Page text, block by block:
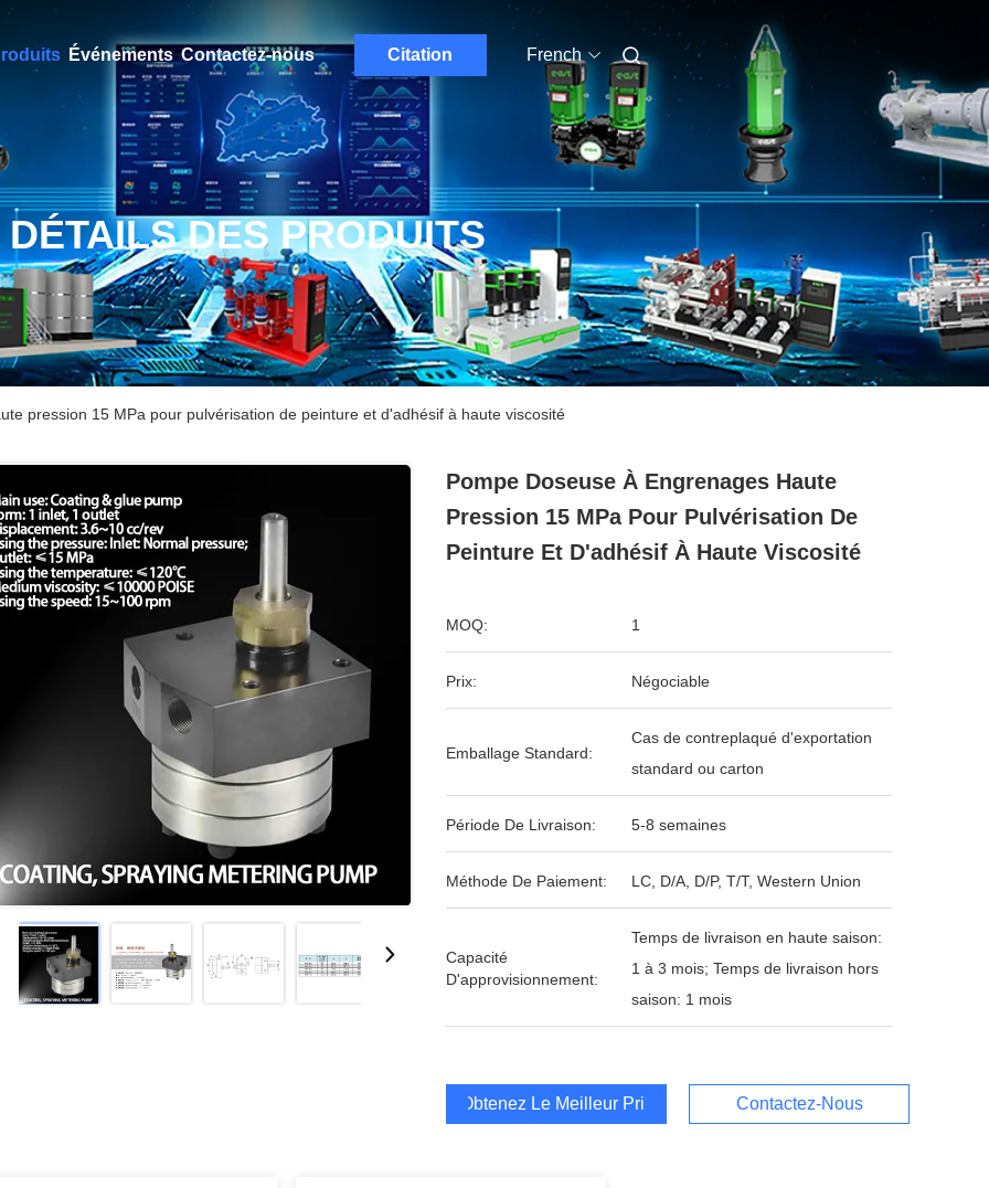
Événements Contactez-nous Citation French
DÉTAILS DES PRODUITS
pression 15 MPa pour pulvérisation de peinture et d'adhésif à haute viscosité
Pompe Doseuse À Engrenages Haute
Pression 15 MPa Pour Pulvérisation De
Peinture Et D'adhésif À Haute Viscosité
MOQ: 1
Prix: Négociable
Emballage Standard:
Cas de contreplaqué d'exportation
standard ou carton
Période De Livraison: 5-8 semaines
Méthode De Paiement: LC, D/A, D/P, T/T, Western Union
Capacité
D'approvisionnement:
Temps de livraison en haute saison:
1 à 3 mois; Temps de livraison hors
saison: 1 mois
Obtenez Le Meilleur Prix Contactez-Nous